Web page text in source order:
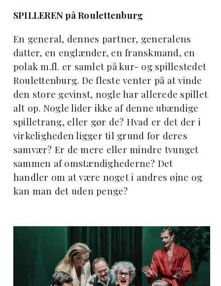
SPILLEREN på Roulettenburg
En general, dennes partner, generalens
datter, en englænder, en franskmand, en
polak m.fl. er samlet på kur- og spillestedet
Roulettenburg. De fleste venter på at vinde
den store gevinst, nogle har allerede spillet
alt op. Nogle lider ikke af denne ubændige
spilletrang, eller gør de? Hvad er det der i
virkeligheden ligger til grund for deres
samvær? Er de mere eller mindre tvunget
sammen af omstændighederne? Det
handler om at være noget i andres øjne og
kan man det uden penge?